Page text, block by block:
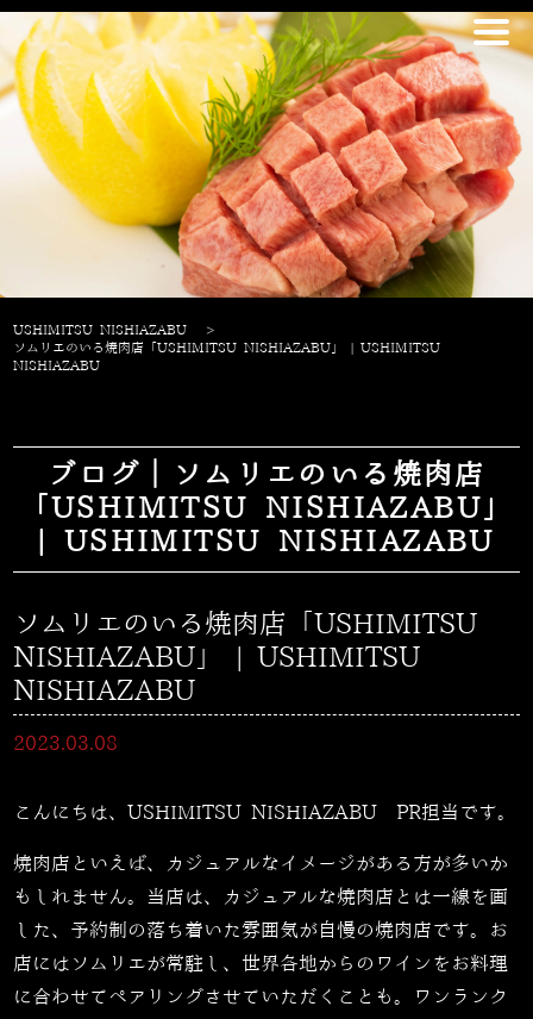
USHIMITSU NISHIAZABU
>
ソムリエのいる焼肉店「USHIMITSU NISHIAZABU」 | USHIMITSU
NISHIAZABU
ブログ｜ソムリエのいる焼肉店
「USHIMITSU NISHIAZABU」
| USHIMITSU NISHIAZABU
ソムリエのいる焼肉店「USHIMITSU
NISHIAZABU」 | USHIMITSU
NISHIAZABU
2023.03.08
こんにちは、USHIMITSU NISHIAZABU PR担当です。
焼肉店といえば、カジュアルなイメージがある方が多いか
もしれません。当店は、カジュアルな焼肉店とは一線を画
した、予約制の落ち着いた雰囲気が自慢の焼肉店です。お
店にはソムリエが常駐し、世界各地からのワインをお料理
に合わせてペアリングさせていただくことも。ワンランク